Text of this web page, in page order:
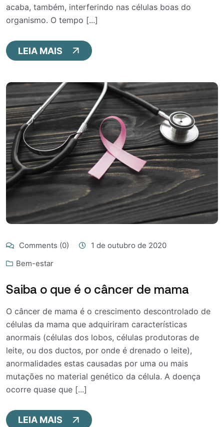
acaba, também, interferindo nas células boas do
organismo. O tempo [...]
LEIA MAIS
Comments (0)
1 de outubro de 2020
Bem-estar
Saiba o que é o câncer de mama
O câncer de mama é o crescimento descontrolado de
células da mama que adquiriram características
anormais (células dos lobos, células produtoras de
leite, ou dos ductos, por onde é drenado o leite),
anormalidades estas causadas por uma ou mais
mutações no material genético da célula. A doença
ocorre quase que [...]
LEIA MAIS